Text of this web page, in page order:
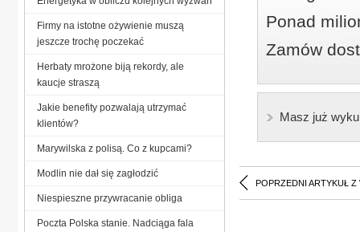
Ponad
Zamów
Masz już
POPRZEDNI ARTYKUŁ Z
Firmy na istotne ożywienie muszą
jeszcze trochę poczekać
Herbaty mrożone biją rekordy, ale
kaucje straszą
Jakie benefity pozwalają utrzymać
klientów?
Marywilska z polisą. Co z kupcami?
Modlin nie dał się zagłodzić
Niespieszne przywracanie obliga
Poczta Polska stanie. Nadciąga fala